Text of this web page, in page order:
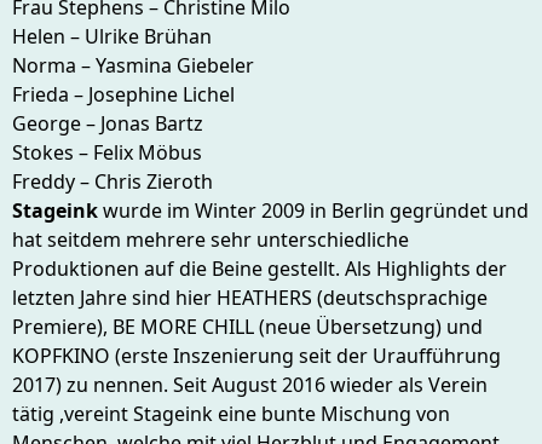
Frau Stephens – Christine Milo
Helen – Ulrike Brühan
Norma – Yasmina Giebeler
Frieda – Josephine Lichel
George – Jonas Bartz
Stokes – Felix Möbus
Freddy – Chris Zieroth
Stageinkwurde im Winter 2009 in Berlin gegründet und
hat seitdem mehrere sehr unterschiedliche
Produktionen auf die Beine gestellt. Als Highlights der
letzten Jahre sind hier HEATHERS (deutschsprachige
Premiere), BE MORE CHILL (neue Übersetzung) und
KOPFKINO (erste Inszenierung seit der Uraufführung
2017) zu nennen. Seit August 2016 wieder als Verein
tätig ,vereint Stageink eine bunte Mischung von